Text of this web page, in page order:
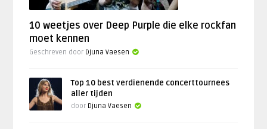
10 weetjes over Deep Purple die elke rockfan
moet kennen
Geschreven door Djuna Vaesen
Top 10 best verdienende concerttournees
aller tijden
door Djuna Vaesen